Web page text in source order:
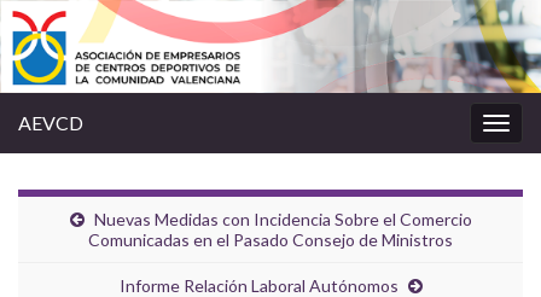
la
AEVCD
Nuevas Medidas con Incidencia Sobre el Comercio
Comunicadas en el Pasado Consejo de Ministros
Informe Relación Laboral Autónomos